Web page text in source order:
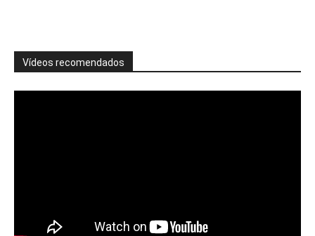
Vídeos recomendados